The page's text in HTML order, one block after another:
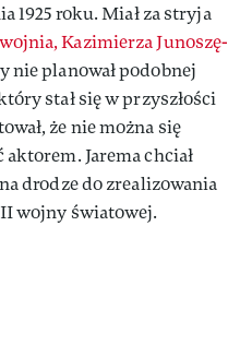
1925 roku. Miał za stryja
Kazimierza Junoszę-
nie planował podobnej
stał się w przyszłości
że nie można się
Jarema chciał
drodze do zrealizowania
wojny światowej.